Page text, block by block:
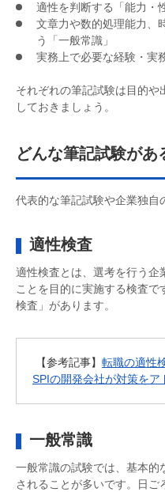
適性を判断する「能力・
文章力や数的処理能力、
う「一般常識」
実務上で必要な経験・実
それぞれの筆記試験は目的や
しておきましょう。
どんな筆記試験があ
代表的な筆記試験や企業独自
適性検査
適性検査とは、選考を行う企
ことを目的に実施する検査で
検査」があります。
【参考記事】 転職の適性
SPIの開発会社が対策をア
一般常識
一般常識の試験では、基本的
されることが多いです。日